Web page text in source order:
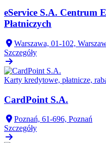
eService S.A. Centrum
Płatniczych
Warszawa, 01-102,
Szczegóły
Karty kredytowe, płatnicze,
CardPoint S.A.
Poznań, 61-696, Poznań
Szczegóły